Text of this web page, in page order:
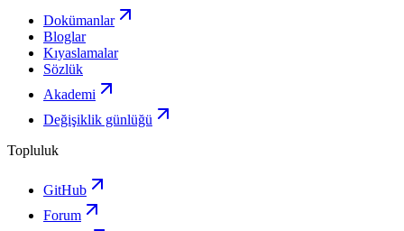
Dokümanlar
Bloglar
Kıyaslamalar
Sözlük
Akademi
Değişiklik günlüğü
Topluluk
GitHub
Forum